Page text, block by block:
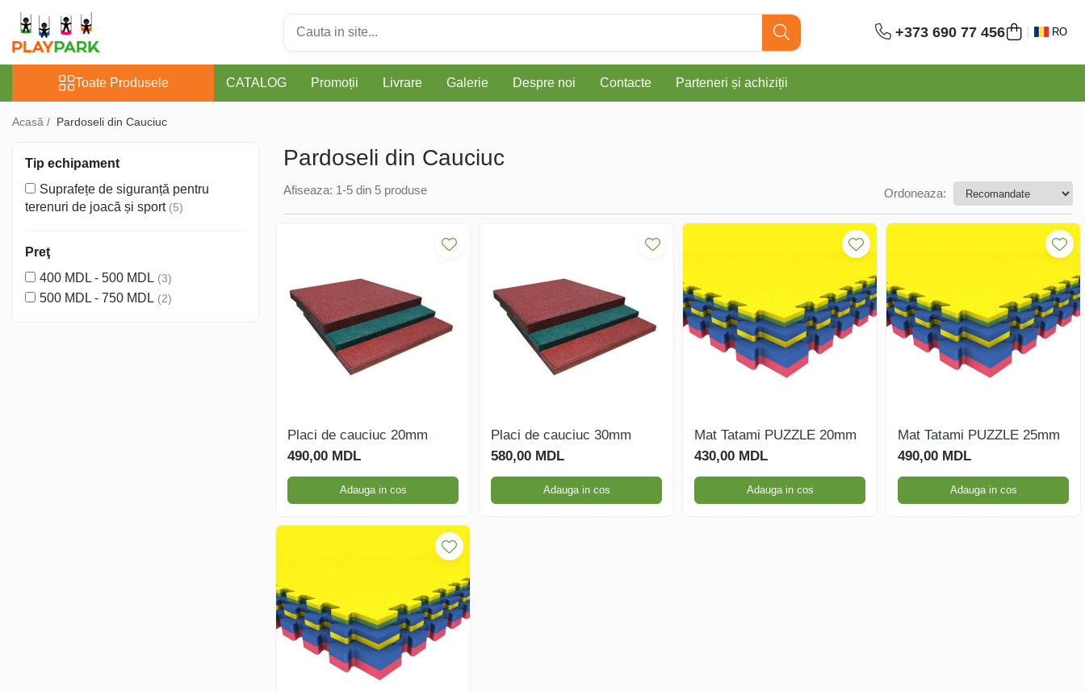
Toate Produsele
Complexe de Joacă
MultiPlay
WOOD (pentru casă și
grădină)
+373 690 77 456 RO
Toate Produsele CATALOG Promoții Livrare Galerie Despre noi Contacte Parteneri și achiziții
Acasă / Pardoseli din Cauciuc
Pardoseli din Cauciuc
Tip echipament
Suprafețe de siguranță pentru
terenuri de joacă și sport (5)
Preţ
400 MDL - 500 MDL (3)
500 MDL - 750 MDL (2)
Afiseaza: 1-5 din 5 produse Ordoneaza:
Placi de cauciuc 20mm
490,00 MDL
Adauga in cos
Placi de cauciuc 30mm
580,00 MDL
Adauga in cos
Mat Tatami PUZZLE 20mm
430,00 MDL
Adauga in cos
Mat Tatami PUZZLE 25mm
490,00 MDL
Adauga in cos